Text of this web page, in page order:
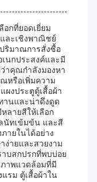
อกที่ยอดเยี่ยม
ละเชิงพาณิชย์
ริมาณการสั่งซื้อ
นกประสงค์และมี
าคุณกำลังมองหา
หรือเพิ่มความ
ผงประตูตู้เสื้อผ้า
านและน่าดึงดูด
ลายสีให้เลือก
นัทเข้มข้น และสี
ายในได้อย่าง
ง่ายและสวยงาม
บสกปรกที่พบบ่อย
าพแวดล้อมที่มี
รม ตู้เสื้อผ้าใน